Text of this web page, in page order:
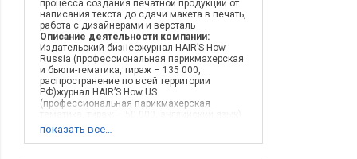
процесса создания печатной продукции от
написания текста до сдачи макета в печать,
работа с дизайнерами и версталь
Описание деятельности компании:
Издательский бизнесжурнал HAIR’S How
Russia (профессиональная парикмахерская
и бьюти-тематика, тираж – 135 000,
распространение по всей территории
РФ)журнал HAIR’S How US
(профессиональная парикмахерская
и
показать все…